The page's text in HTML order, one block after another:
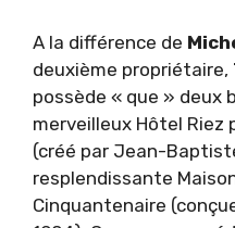
A la différence de
deuxième propriétaire,
possède « que » deux
merveilleux Hôtel Riez
(créé par Jean-
resplendissante
Cinquantenaire